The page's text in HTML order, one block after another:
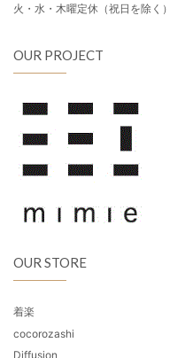
火・水・木曜定休（祝日を除く）
OUR PROJECT
OUR STORE
着楽
cocorozashi
Diffusion